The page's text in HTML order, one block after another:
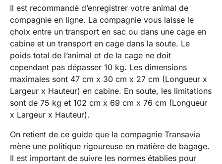
Il est recommandé d’enregistrer votre animal de
compagnie en ligne. La compagnie vous laisse le
choix entre un transport en sac ou dans une cage en
cabine et un transport en cage dans la soute. Le
poids total de l’animal et de la cage ne doit
cependant pas dépasser 10 kg. Les dimensions
maximales sont 47 cm x 30 cm x 27 cm (Longueur x
Largeur x Hauteur) en cabine. En soute, les limitations
sont de 75 kg et 102 cm x 69 cm x 76 cm (Longueur
x Largeur x Hauteur).
On retient de ce guide que la compagnie Transavia
mène une politique rigoureuse en matière de bagage.
Il est important de suivre les normes établies pour